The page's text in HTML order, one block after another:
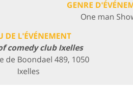
GENRE
One man
DE L'ÉVÉNEMENT
comedy club Ixelles
de Boondael 489, 1050
Ixelles